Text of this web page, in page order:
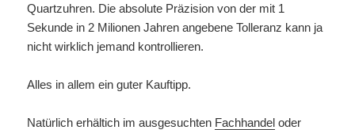
Quartzuhren. Die absolute Präzision von der mit 1
Sekunde in 2 Milionen Jahren angebene Tolleranz kann ja
nicht wirklich jemand kontrollieren.
Alles in allem ein guter Kauftipp.
Natürlich erhältich im ausgesuchten Fachhandel oder